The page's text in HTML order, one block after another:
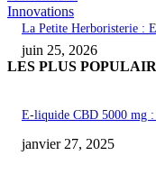
Innovations
La Petite Herboristerie :
juin 25, 2026
LES PLUS
E-liquide CBD 5000 mg :
janvier 27, 2025